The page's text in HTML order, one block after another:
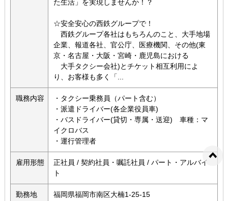
た生活」を実現しませんか！？
☆安全安心の西鉄グループで！
西鉄グループ各社はもちろんのこと、大手地場
企業、報道各社、官公庁、医療機関、その他(東
京・名古屋・大阪・宮崎・鹿児島における
大手タクシー会社)とチケット相互利用によ
り、お客様も多く「...
職務内容
・タクシー乗務員（パート含む）
・派遣ドライバー(各企業役員車)
・バスドライバー(貸切・専属・送迎) 車種：マ
イクロバス
・運行管理者
雇用形態
正社員 / 契約社員・嘱託社員 / パート・アルバイ
ト
勤務地 福岡県福岡市南区大楠1-25-15